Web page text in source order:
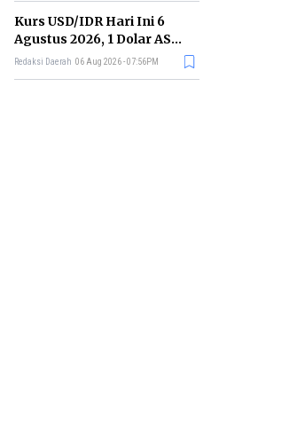
Kurs USD/IDR Hari Ini 6
Agustus 2026, 1 Dolar AS
Kini Berapa Rupiah?
Redaksi Daerah 06 Aug 2026 - 07:56PM